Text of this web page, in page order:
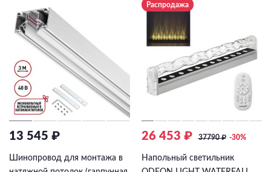
13 545 ₽
Шинопровод для монтажа в
Распродажа
26 453 ₽ 37790₽ -30%
Напольный светильник